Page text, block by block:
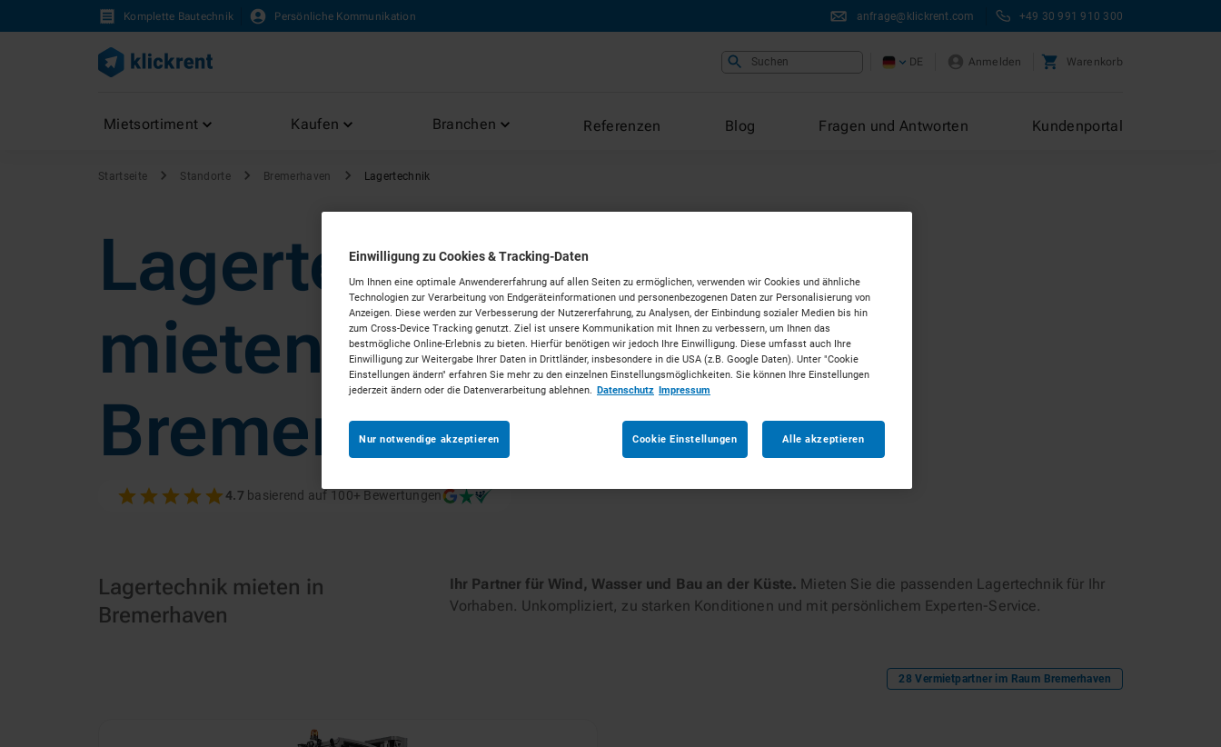
Komplette Bautechnik Persönliche Kommunikation anfrage@klickrent.com +49 30 991 910 300
Suchen DE Anmelden Warenkorb
Mietsortiment Kaufen Branchen Referenzen Blog Fragen und Antworten Kundenportal
Startseite Standorte Bremerhaven Lagertechnik
Lagertechnik
mieten in
Bremerhaven
4.7 basierend auf 100+ Bewertungen
Lagertechnik mieten in
Bremerhaven
Ihr Partner für Wind, Wasser und Bau an der Küste. Mieten Sie die passenden Lagertechnik für Ihr
Vorhaben. Unkompliziert, zu starken Konditionen und mit persönlichem Experten-Service.
28 Vermietpartner im Raum Bremerhaven
Einwilligung zu Cookies & Tracking-Daten
Um Ihnen eine optimale Anwendererfahrung auf allen Seiten zu ermöglichen, verwenden wir Cookies und ähnliche
Technologien zur Verarbeitung von Endgeräteinformationen und personenbezogenen Daten zur Personalisierung von
Anzeigen. Diese werden zur Verbesserung der Nutzererfahrung, zu Analysen, der Einbindung sozialer Medien bis hin
zum Cross-Device Tracking genutzt. Ziel ist unsere Kommunikation mit Ihnen zu verbessern, um Ihnen das
bestmögliche Online-Erlebnis zu bieten. Hierfür benötigen wir jedoch Ihre Einwilligung. Diese umfasst auch Ihre
Einwilligung zur Weitergabe Ihrer Daten in Drittländer, insbesondere in die USA (z.B. Google Daten). Unter "Cookie
Einstellungen ändern" erfahren Sie mehr zu den einzelnen Einstellungsmöglichkeiten. Sie können Ihre Einstellungen
jederzeit ändern oder die Datenverarbeitung ablehnen. Datenschutz Impressum
Nur notwendige akzeptieren Alle akzeptieren
Cookie Einstellungen